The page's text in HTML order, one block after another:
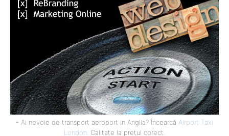
- Ai nevoie de transport aeroport in Anglia? Încearcă Airport Taxi
London. Calitate la prețul corect.